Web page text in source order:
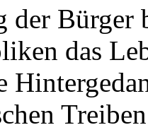
der Bürger
das